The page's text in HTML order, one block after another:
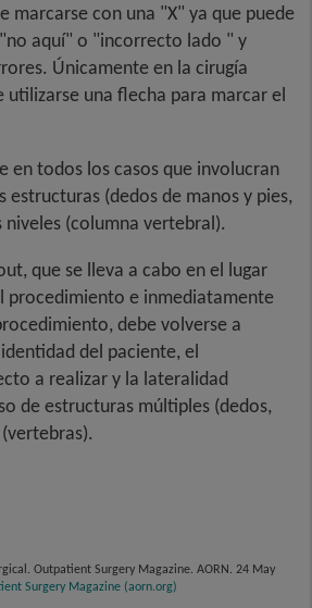
marcarse con una "X" ya que puede
aquí" o "incorrecto lado " y
Únicamente en la cirugía
una flecha para marcar el
en todos los casos que involucran
estructuras (dedos de manos y pies,
(columna vertebral).
que se lleva a cabo en el lugar
procedimiento e inmediatamente
debe volverse a
del paciente, el
a realizar y la lateralidad
de estructuras múltiples (dedos,
Outpatient Surgery Magazine. AORN. 24 May
Surgery Magazine (aorn.org)